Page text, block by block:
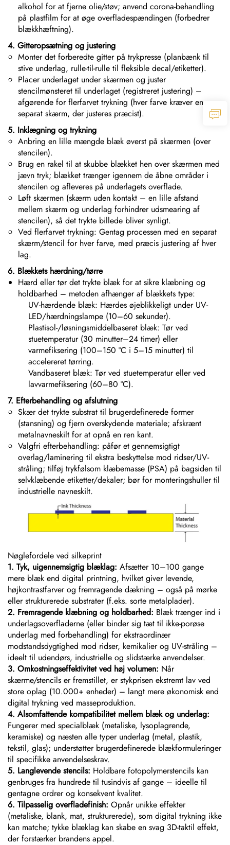
alkohol for at fjerne olie/støv; anvend corona-behandling
på plastfilm for at øge overfladespændingen (forbedrer
blækkhæftning).
4. Gitteropsætning og justering
Monter det forberedte gitter på trykpresse (planbænk til
stive underlag, rulle-til-rulle til fleksible decal/etiketter).
Placer underlaget under skærmen og juster
stencilmønsteret til underlaget (registreret justering) –
afgørende for flerfarvet trykning (hver farve kræver en
separat skærm, der justeres præcist).
5. Inklægning og trykning
Anbring en lille mængde blæk øverst på skærmen (over
stencilen).
Brug en rakel til at skubbe blækket hen over skærmen med
jævn tryk; blækket trænger igennem de åbne områder i
stencilen og afleveres på underlagets overflade.
Løft skærmen (skærm uden kontakt – en lille afstand
mellem skærm og underlag forhindrer udsmearing af
stencilen), så det trykte billede bliver synligt.
Ved flerfarvet trykning: Gentag processen med en separat
skærm/stencil for hver farve, med præcis justering af hver
lag.
6. Blækkets hærdning/tørre
Hærd eller tør det trykte blæk for at sikre klæbning og
holdbarhed – metoden afhænger af blækkets type:
UV-hærdende blæk: Hærdes øjeblikkeligt under UV-
LED/hærdningslampe (10–60 sekunder).
Plastisol-/løsningsmiddelbaseret blæk: Tør ved
stuetemperatur (30 minutter–24 timer) eller
varmefiksering (100–150 °C i 5–15 minutter) til
accelereret tørring.
Vandbaseret blæk: Tør ved stuetemperatur eller ved
lavvarmefiksering (60–80 °C).
7. Efterbehandling og afslutning
Skær det trykte substrat til brugerdefinerede former
(stansning) og fjern overskydende materiale; afskrænt
metalnavneskilt for at opnå en ren kant.
Valgfri efterbehandling: påfør et gennemsigtigt
overlag/laminering til ekstra beskyttelse mod ridser/UV-
stråling; tilføj trykfølsom klæbemasse (PSA) på bagsiden til
selvklæbende etiketter/dekaler; bør for monteringshuller til
industrielle navneskilt.
Nøglefordele ved silkeprint
1. Tyk, uigennemsigtig blæklag: Afsætter 10–100 gange
mere blæk end digital printning, hvilket giver levende,
højkontrastfarver og fremragende dækning – også på mørke
eller strukturerede substrater (f.eks. sorte metalplader).
2. Fremragende klæbning og holdbarhed: Blæk trænger ind i
underlagsoverfladerne (eller binder sig tæt til ikke-porøse
underlag med forbehandling) for ekstraordinær
modstandsdygtighed mod ridser, kemikalier og UV-stråling –
ideelt til udendørs, industrielle og slidstærke anvendelser.
3. Omkostningseffektivitet ved høj volumen: Når
skærme/stencils er fremstillet, er stykprisen ekstremt lav ved
store oplag (10.000+ enheder) – langt mere økonomisk end
digital trykning ved masseproduktion.
4. Alsomfattende kompatibilitet mellem blæk og underlag:
Fungerer med specialblæk (metaliske, lysoplagrende,
keramiske) og næsten alle typer underlag (metal, plastik,
tekstil, glas); understøtter brugerdefinerede blækformuleringer
til specifikke anvendelseskrav.
5. Langlevende stencils: Holdbare fotopolymerstencils kan
genbruges fra hundrede til tusindvis af gange – ideelle til
gentagne ordrer og konsekvent kvalitet.
6. Tilpasselig overfladefinish: Opnår unikke effekter
(metaliske, blank, mat, strukturerede), som digital trykning ikke
kan matche; tykke blæklag kan skabe en svag 3D-taktil effekt,
der forstærker brandens appel.